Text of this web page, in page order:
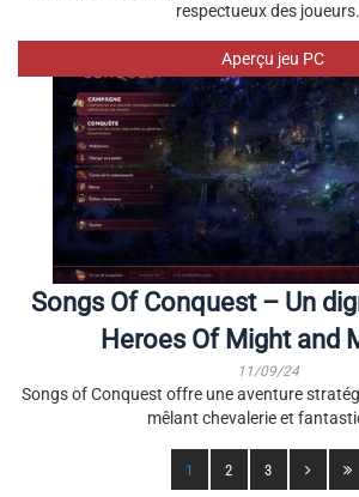
respectueux des joueurs.
Aperçu jeu PC
Songs Of Conquest – Un
Heroes Of Might and
11/09/24
Songs of Conquest offre une aventure
mêlant chevalerie et
1 2 3